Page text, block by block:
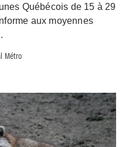
Québécois de 15 à 29
aux moyennes
Métro